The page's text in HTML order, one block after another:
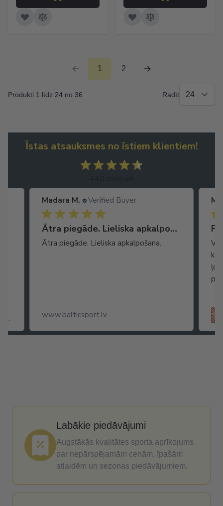
1 2
Produkti 1 līdz 24 no 36 Radīt
Īstas atsauksmes no īstiem klientiem!
Madara M. Verified Buyer
Ātra piegāde. Lieliska apkalpošana.
Ātra piegāde. Lieliska apkalpošana.
www.balticsport.lv
Labākie piedāvājumi
Augstākās kvalitātes sporta aprīkojums
par nepārspējamām cenām, īpašām
atlaidēm un sezonas piedāvājumiem.